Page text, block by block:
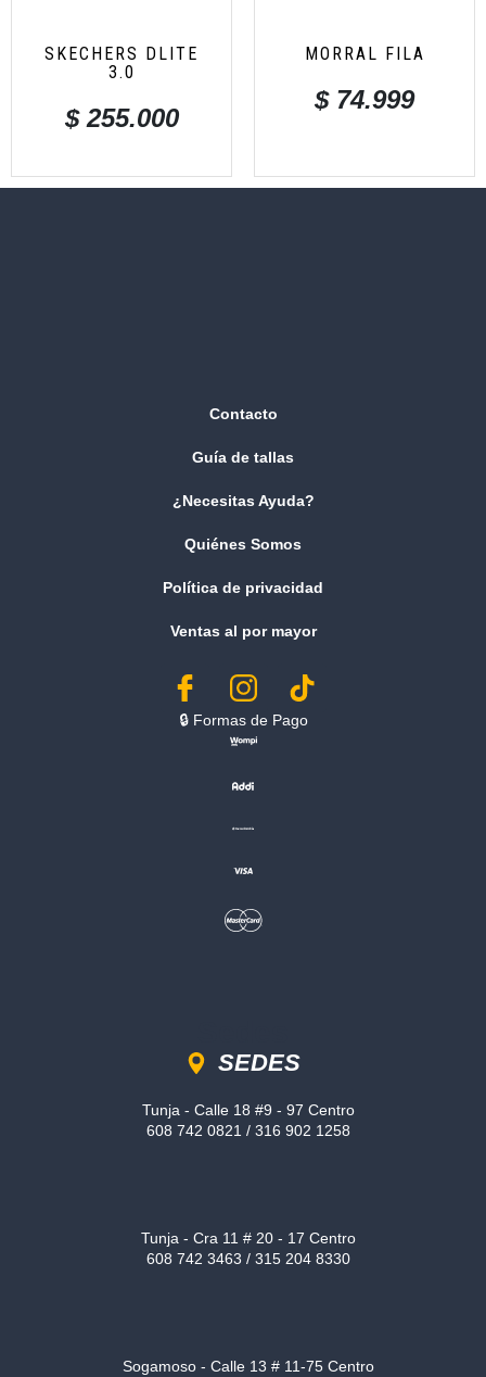
SKECHERS DLITE
3.0
$255.000
MORRAL FILA
$74.999
Contacto
Guía de tallas
¿Necesitas Ayuda?
Quiénes Somos
Política de privacidad
Ventas al por mayor
🔒︎ Formas de Pago
SEDES
Tunja - Calle 18 #9 - 97 Centro
608 742 0821 / 316 902 1258
Tunja - Cra 11 # 20 - 17 Centro
608 742 3463 / 315 204 8330
Sogamoso - Calle 13 # 11-75 Centro